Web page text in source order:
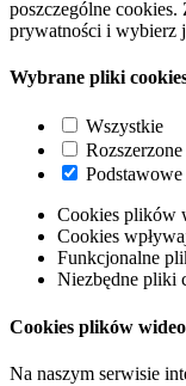
poszczególne
prywatności i wybierz
Wybrane pliki
Wszystkie
Rozszerzone
Podstawowe
Cookies plików
Cookies
Funkcjonalne
Niezbędne pliki
Cookies plików wideo
Na naszym serwisie